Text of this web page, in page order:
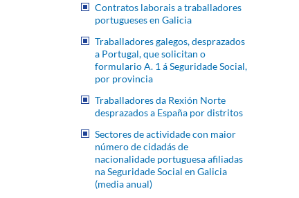
Contratos laborais a traballadores
portugueses en Galicia
Traballadores galegos, desprazados
a Portugal, que solicitan o
formulario A. 1 á Seguridade Social,
por provincia
Traballadores da Rexión Norte
desprazados a España por distritos
Sectores de actividade con maior
número de cidadás de
nacionalidade portuguesa afiliadas
na Seguridade Social en Galicia
(media anual)